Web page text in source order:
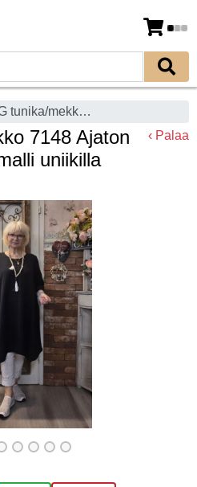
THING tunika/mekko 7148 Ajaton musta A-linjainen malli uniikilla helmalla
7148 Ajaton
uniikilla
‹ Palaa